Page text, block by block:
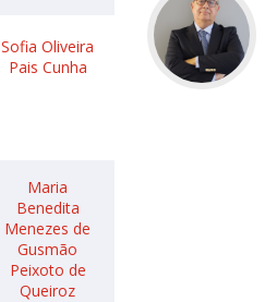
Sofia Oliveira
Pais Cunha
Maria
Benedita
Menezes de
Gusmão
Peixoto de
Queiroz